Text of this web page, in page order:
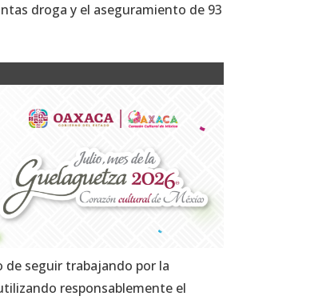
droga y el aseguramiento de 93
seguir trabajando por la
responsablemente el